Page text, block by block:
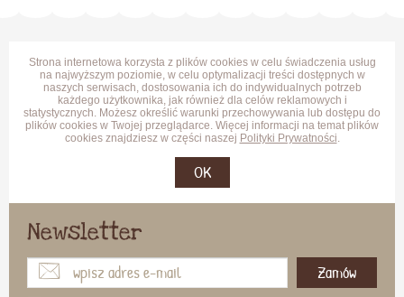
Strona internetowa korzysta z plików cookies w celu świadczenia usług
na najwyższym poziomie, w celu optymalizacji treści dostępnych w
naszych serwisach, dostosowania ich do indywidualnych potrzeb
każdego użytkownika, jak również dla celów reklamowych i
statystycznych. Możesz określić warunki przechowywania lub dostępu do
plików cookies w Twojej przeglądarce. Więcej informacji na temat plików
cookies znajdziesz w części naszej Polityki Prywatności.
OK
Newsletter
Zamów